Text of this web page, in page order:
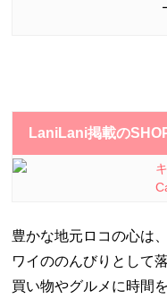
LaniLani掲載の
豊かな地元ロコの心は
ワイののんびりとして
買い物やグルメに時間